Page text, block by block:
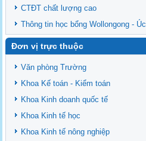
CTĐT chất lượng cao
Thông tin học bổng Wollongong - Úc
Đơn vị trực thuộc
Văn phòng Trường
Khoa Kế toán - Kiểm toán
Khoa Kinh doanh quốc tế
Khoa Kinh tế học
Khoa Kinh tế nông nghiệp